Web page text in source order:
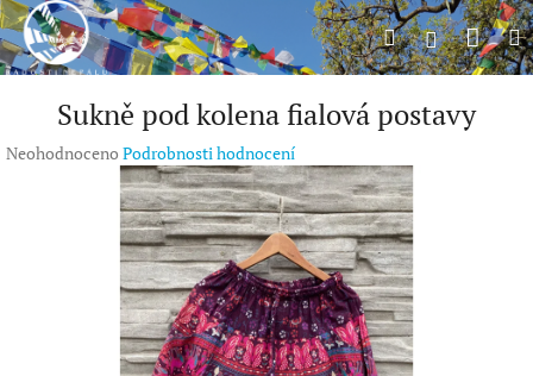
Přejít
na
obsah
HledatPřihlášení
Sukně pod kolena fialová postavy
Průměrné
Neohodnoceno Podrobnosti hodnocení